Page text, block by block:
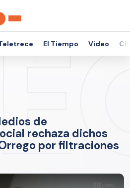
El Tiempo Video
de
rechaza dichos
por filtraciones